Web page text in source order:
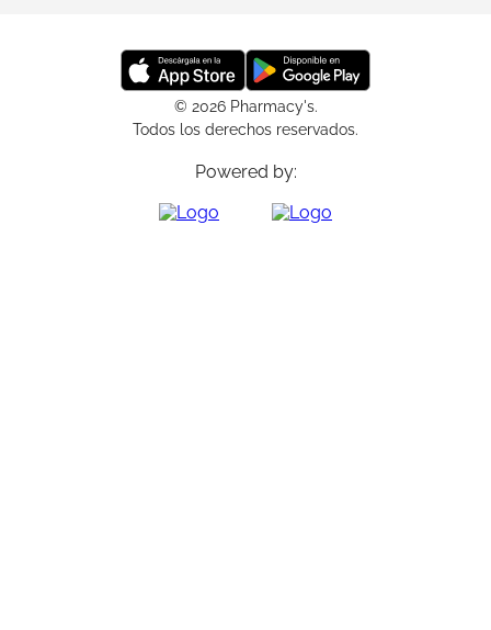
© 2026 Pharmacy's.
Todos los derechos reservados.
Powered by: